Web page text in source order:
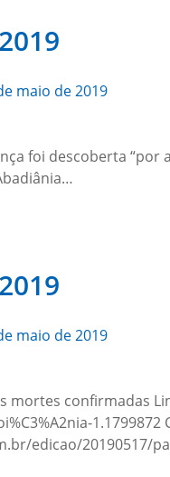
maio de 2019
foi descoberta “por
maio de 2019
mortes confirmadas
edicao/20190517/